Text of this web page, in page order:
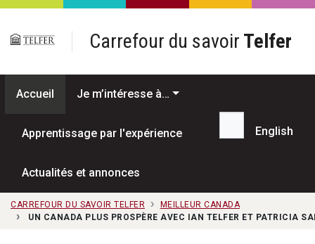
Passer au contenu principal
Carrefour du savoir Telfer
Accueil Je m’intéresse à…
Apprentissage par l'expérience
Actualités et annonces
Recherche...
English
CARREFOUR DU SAVOIR TELFER
MEILLEUR CANADA
UN CANADA PLUS PROSPÈRE AVEC IAN TELFER ET PATRICIA